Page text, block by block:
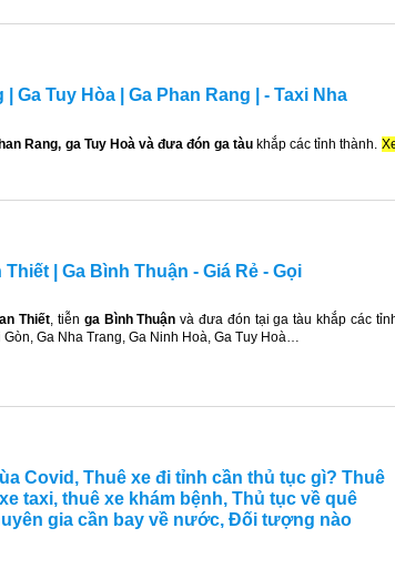
Ga Tuy Hòa | Ga Phan Rang | - Taxi Nha
Rang, ga Tuy Hoà và đưa đón ga tàukhắp các tỉnh thành.
| Ga Bình Thuận - Giá Rẻ - Gọi
Thiết, tiễn ga Bình Thuận và đưa đón tại ga tàu khắp các
Ga Nha Trang, Ga Ninh Hoà, Ga Tuy Hoà…
Covid, Thuê xe đi tỉnh cần thủ tục gì? Thuê
taxi, thuê xe khám bệnh, Thủ tục về quê
gia cần bay về nước, Đối tượng nào